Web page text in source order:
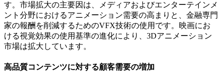
す。市場拡大の主要因は、メディアおよびエンターテインメ
ント分野におけるアニメーション需要の高まりと、金融専門
家の報酬を削減するためのVFX技術の使用です。映画にお
ける視覚効果の使用基準の進化により、3Dアニメーション
市場は拡大しています。
高品質コンテンツに対する顧客需要の増加